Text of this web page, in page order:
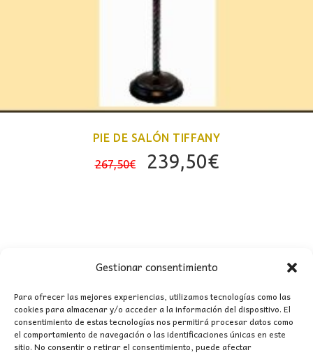
Gestionar consentimiento
Para ofrecer las mejores experiencias, utilizamos tecnologías como las
cookies para almacenar y/o acceder a la información del dispositivo. El
consentimiento de estas tecnologías nos permitirá procesar datos como
el comportamiento de navegación o las identificaciones únicas en este
sitio. No consentir o retirar el consentimiento, puede afectar
PIE DE SALÓN TIFFANY
267,50€
El
239,50€El
CONTACTO